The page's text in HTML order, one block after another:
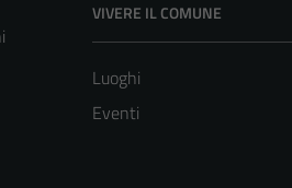
VIVERE IL COMUNE
Luoghi
Eventi